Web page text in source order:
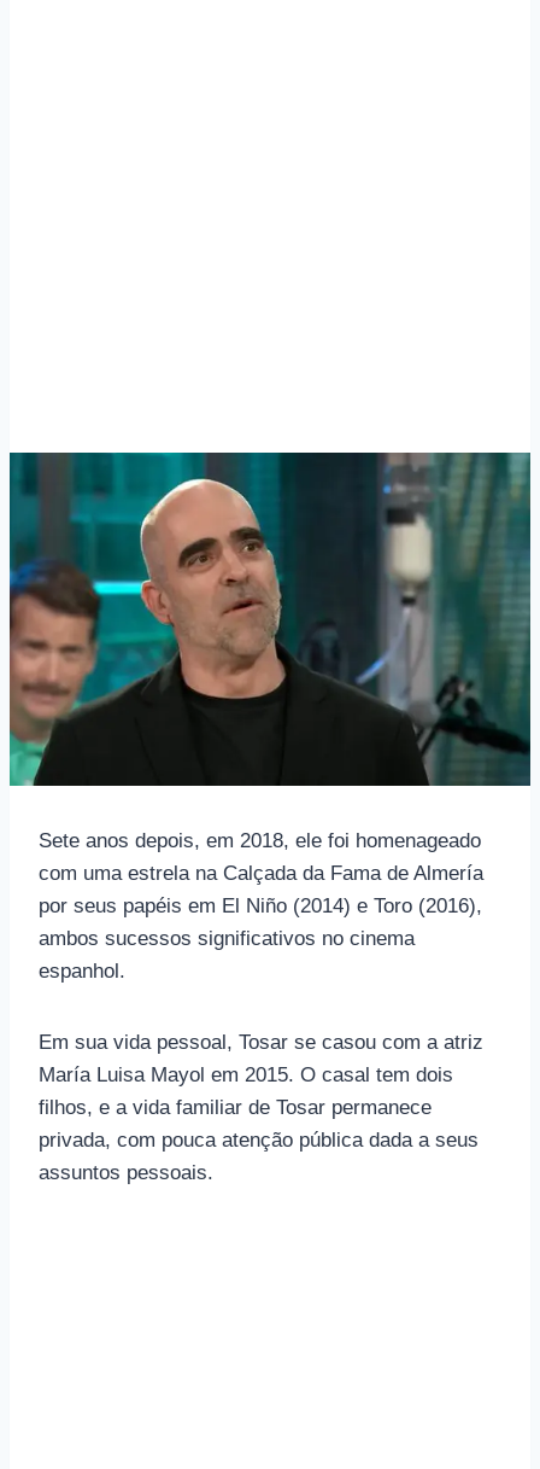
Sete anos depois, em 2018, ele foi homenageado
com uma estrela na Calçada da Fama de Almería
por seus papéis em El Niño (2014) e Toro (2016),
ambos sucessos significativos no cinema
espanhol.
Em sua vida pessoal, Tosar se casou com a atriz
María Luisa Mayol em 2015. O casal tem dois
filhos, e a vida familiar de Tosar permanece
privada, com pouca atenção pública dada a seus
assuntos pessoais.